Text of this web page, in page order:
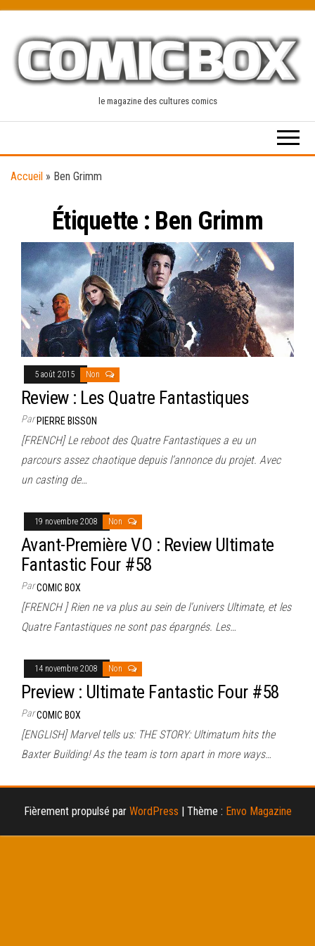
content
le magazine des cultures comics
Accueil » Ben Grimm
Étiquette : Ben Grimm
5 août 2015 Non
Review : Les Quatre Fantastiques
ParPIERRE BISSON
[FRENCH] Le reboot des Quatre Fantastiques a eu un
parcours assez chaotique depuis l’annonce du projet. Avec
un casting de…
19 novembre 2008 Non
Avant-Première VO : Review Ultimate
Fantastic Four #58
ParCOMIC BOX
[FRENCH ] Rien ne va plus au sein de l’univers Ultimate, et les
Quatre Fantastiques ne sont pas épargnés. Les…
14 novembre 2008 Non
Preview : Ultimate Fantastic Four #58
ParCOMIC BOX
[ENGLISH] Marvel tells us: THE STORY: Ultimatum hits the
Baxter Building! As the team is torn apart in more ways…
Fièrement propulsé par WordPress Thème : Envo Magazine